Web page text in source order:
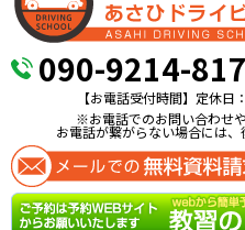
090-9214-
【お電話受付時間】定休
※お電話でのお問い合わせ
お電話が繋がらない場合には、